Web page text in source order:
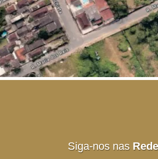
Siga-nos nas